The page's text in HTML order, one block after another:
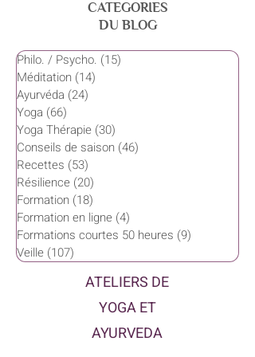
CATEGORIES
DU BLOG
Philo. / Psycho. (15)
Méditation (14)
Ayurvéda (24)
Yoga (66)
Yoga Thérapie (30)
Conseils de saison (46)
Recettes (53)
Résilience (20)
Formation (18)
Formation en ligne (4)
Formations courtes 50 heures (9)
Veille (107)
ATELIERS DE
YOGA ET
AYURVEDA